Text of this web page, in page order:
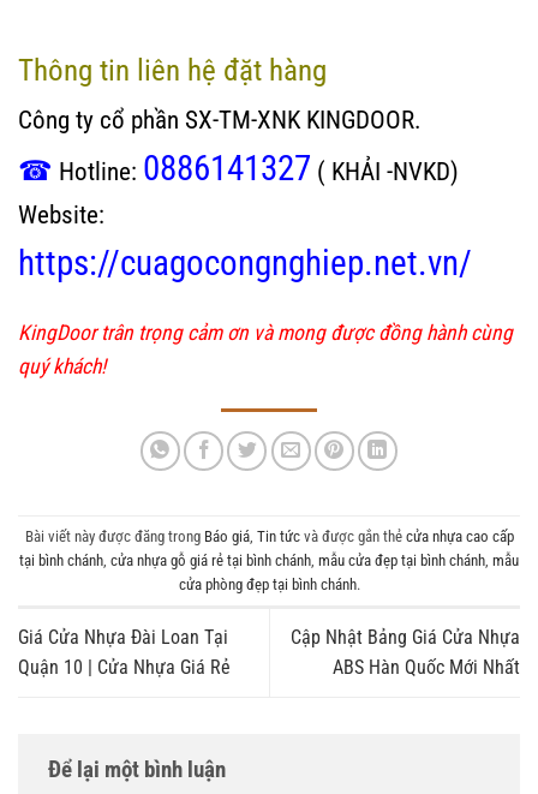
Thông tin liên hệ đặt hàng
Công ty cổ phần SX-TM-XNK KINGDOOR.
☎ Hotline: 0886141327 ( KHẢI -NVKD)
Website:
https://cuagocongnghiep.net.vn/
KingDoor trân trọng cảm ơn và mong được đồng hành cùng
quý khách!
Bài viết này được đăng trong Báo giá, Tin tứcvà được gắn thẻ cửa nhựa cao cấp
tại bình chánh cửa nhựa gỗ giá rẻ tại bình chánh mẫu cửa đẹp tại bình chánh mẫu
cửa phòng đẹp tại bình chánh.
Giá Cửa Nhựa Đài Loan Tại
Quận 10 | Cửa Nhựa Giá Rẻ
Cập Nhật Bảng Giá Cửa Nhựa
ABS Hàn Quốc Mới Nhất
Để lại một bình luận